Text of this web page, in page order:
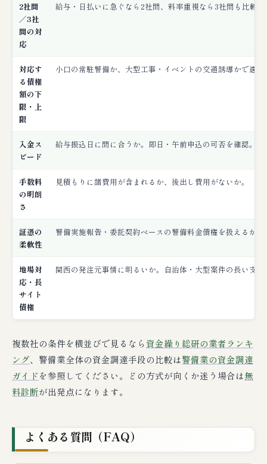
2社間
／3社
間の対
応
給与・日払いに急ぐなら2社間、料率重視なら3社間も比較。
対応す
る債権
額の下
限・上
限
小口の常駐警備か、大型工事・イベントの交通誘導かで適
入金ス
ピード
給与振込日に間に合うか。即日・午前申込の可否を確認。
手数料
の明朗
さ
見積もりに諸費用が含まれるか、後出し費用がないか。
証憑の
柔軟性
警備実施報告・委託契約ベースの警備料金債権を扱えるか。
地場対
応・長
サイト
債権
関西の発注元事情に明るいか。自治体・大型案件の長い支
複数社の条件を横並びで見るなら資金繰り総研の業者ランキ
ング、警備業全体の資金調達手段の比較は警備業の資金調達
ガイドを参照してください。どの方式が向くか迷う場合は無
料診断が出発点になります。
よくある質問（FAQ）